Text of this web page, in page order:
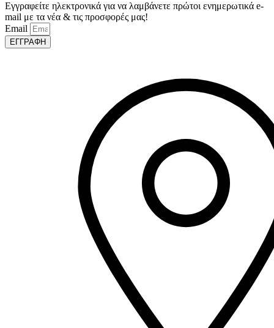
Εγγραφείτε ηλεκτρονικά για να λαμβάνετε πρώτοι ενημερωτικά e-
mail με τα νέα & τις προσφορές μας!
Email
ΕΓΓΡΑΦΗ